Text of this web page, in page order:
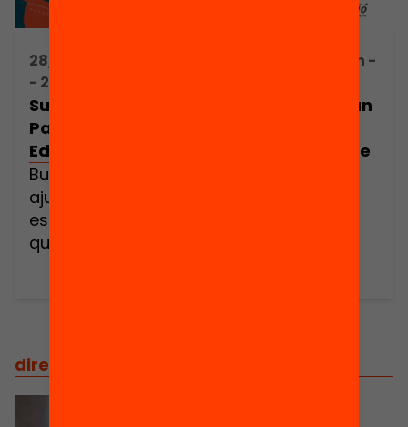
vulguin […]
28/02/2020 21:45h
- 21:45h
Suma’t al
Passaport
Edunauta!
Busquem 10
ajuntaments,
escoles o entitats
que vulguin
23/01/2020 16:30h -
Vols impulsar un
d’aprenentatge
direcció